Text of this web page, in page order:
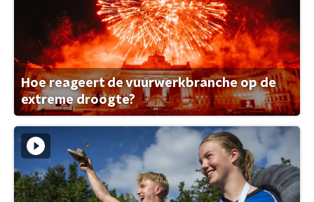
Hoe reageert de vuurwerkbranche op de
extreme droogte?